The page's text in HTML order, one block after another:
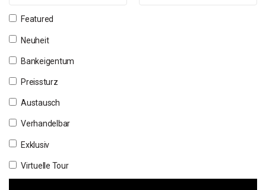
Featured
Neuheit
Bankeigentum
Preissturz
Austausch
Verhandelbar
Exklusiv
Virtuelle Tour